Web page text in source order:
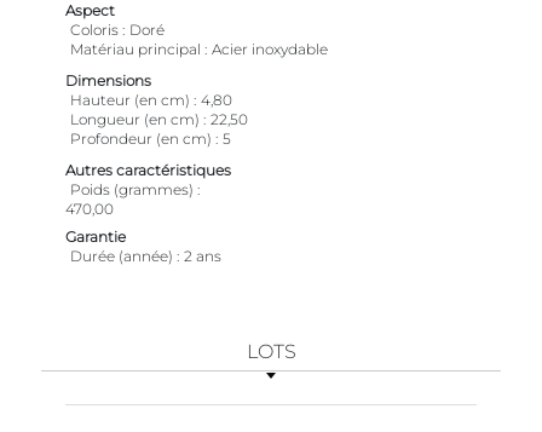
Aspect
Coloris
Doré
Matériau principal
Acier inoxydable
Dimensions
Hauteur (en cm)
4,80
Longueur (en cm)
22,50
Profondeur (en cm)
5
Autres caractéristiques
Poids (grammes)
470,00
Garantie
Durée (année)
2 ans
LOTS